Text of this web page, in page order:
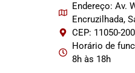
Endereço: Av.
Encruzilhada,
CEP: 11050-200
Horário de
8h às 18h